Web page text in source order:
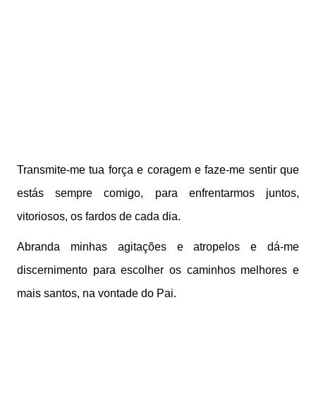
Transmite-me tua força e coragem e faze-me sentir que
estás sempre comigo, para enfrentarmos juntos,
vitoriosos, os fardos de cada dia.
Abranda minhas agitações e atropelos e dá-me
discernimento para escolher os caminhos melhores e
mais santos, na vontade do Pai.